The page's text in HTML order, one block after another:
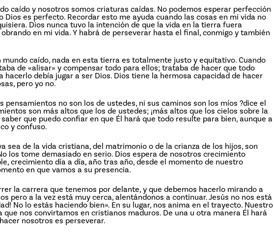
caído y nosotros somos criaturas caídas. No podemos esperar perfección
Dios es perfecto. Recordar esto me ayuda cuando las cosas en mi vida no
Dios nunca tuvo la intención de que la vida en la tierra fuera
en mi vida. Y habrá de perseverar hasta el final, conmigo y también
mundo caído, nada en esta tierra es totalmente justo y equitativo. Cuando
de «alisar» y compensar todo para ellos; trataba de hacer que todo
debía jugar a ser Dios. Dios tiene la hermosa capacidad de hacer
pero yo no.
pensamientos no son los de ustedes, ni sus caminos son los míos ?dice el
son más altos que los de ustedes; ¡más altos que los cielos sobre la
que puedo confiar en que Él hará que todo resulte para bien, aunque a
y confuso.
sea de la vida cristiana, del matrimonio o de la crianza de los hijos, son
los tome demasiado en serio. Dios espera de nosotros crecimiento
crecimiento día a día, año tras año, desde el momento de nuestro
en que vamos a su presencia.
la carrera que tenemos por delante, y que debemos hacerlo mirando a
pero a la vez está muy cerca, alentándonos a continuar. Jesús no nos está
No lo estás haciendo bien». En su lugar, nos anima en el trayecto. Nuestro
que nos convirtamos en cristianos maduros. De una u otra manera Él hará
nosotros es perseverar.